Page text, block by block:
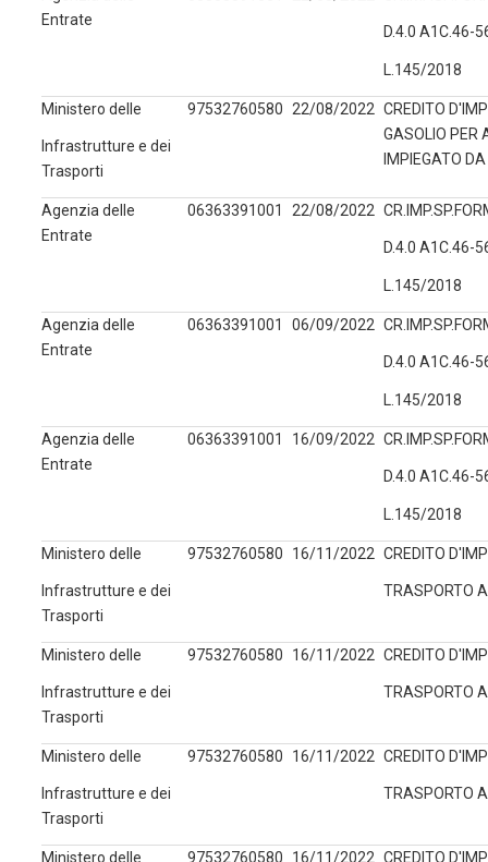
Entrate
D.4.0 A1C.46-
L.145/2018
Ministero delle
Infrastrutture e dei
Trasporti
97532760580 22/08/2022 CREDITO
GASOLIO PER
IMPIEGATO
Agenzia delle
Entrate
06363391001 22/08/2022
D.4.0 A1C.46-
L.145/2018
Agenzia delle
Entrate
06363391001 06/09/2022
D.4.0 A1C.46-
L.145/2018
Agenzia delle
Entrate
06363391001 16/09/2022
D.4.0 A1C.46-
L.145/2018
Ministero delle
Infrastrutture e dei
Trasporti
97532760580 16/11/2022 CREDITO
TRASPORTO
Ministero delle
Infrastrutture e dei
Trasporti
97532760580 16/11/2022 CREDITO
TRASPORTO
Ministero delle
Infrastrutture e dei
Trasporti
97532760580 16/11/2022 CREDITO
TRASPORTO
Ministero delle 97532760580 16/11/2022 CREDITO